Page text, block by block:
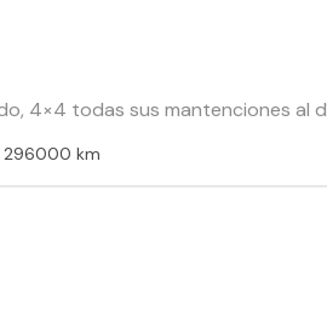
4×4 todas sus mantenciones al
296000 km